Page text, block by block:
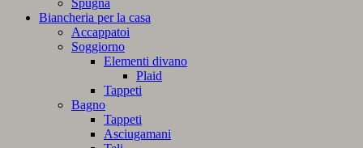
Spugna
Biancheria per la casa
Accappatoi
Soggiorno
Elementi divano
Plaid
Tappeti
Bagno
Tappeti
Asciugamani